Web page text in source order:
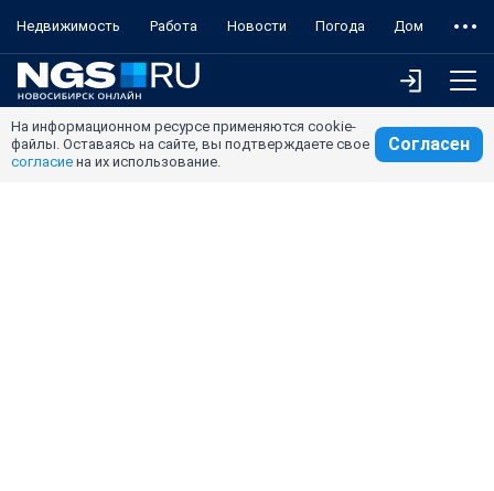
Недвижимость Работа Новости Погода Дом
На информационном ресурсе применяются cookie-
файлы. Оставаясь на сайте, вы подтверждаете свое
согласие на их использование.
Согласен